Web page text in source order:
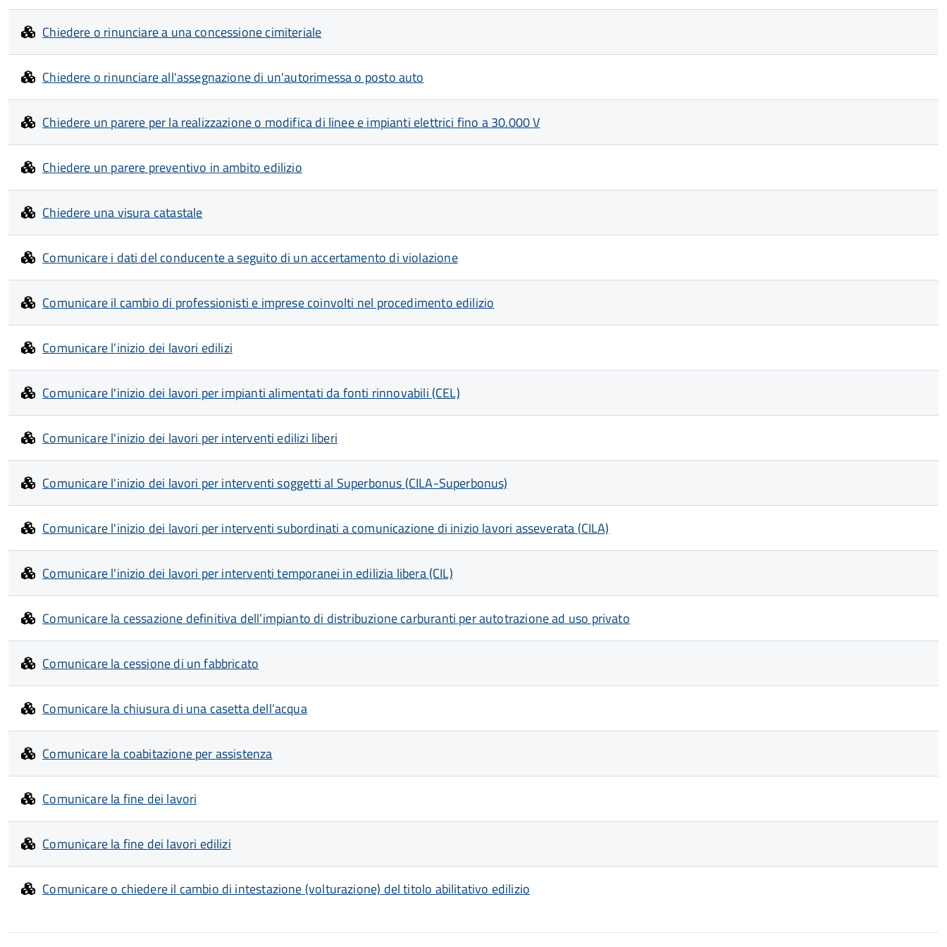
Chiedere o rinunciare a una concessione cimiteriale
Chiedere o rinunciare all'assegnazione di un'autorimessa o posto auto
Chiedere un parere per la realizzazione o modifica di linee e impianti elettrici fino a 30.000 V
Chiedere un parere preventivo in ambito edilizio
Chiedere una visura catastale
Comunicare i dati del conducente a seguito di un accertamento di violazione
Comunicare il cambio di professionisti e imprese coinvolti nel procedimento edilizio
Comunicare l'inizio dei lavori edilizi
Comunicare l'inizio dei lavori per impianti alimentati da fonti rinnovabili (CEL)
Comunicare l'inizio dei lavori per interventi edilizi liberi
Comunicare l'inizio dei lavori per interventi soggetti al Superbonus (CILA-Superbonus)
Comunicare l'inizio dei lavori per interventi subordinati a comunicazione di inizio lavori asseverata (CILA)
Comunicare l'inizio dei lavori per interventi temporanei in edilizia libera (CIL)
Comunicare la cessazione definitiva dell’impianto di distribuzione carburanti per autotrazione ad uso privato
Comunicare la cessione di un fabbricato
Comunicare la chiusura di una casetta dell’acqua
Comunicare la coabitazione per assistenza
Comunicare la fine dei lavori
Comunicare la fine dei lavori edilizi
Comunicare o chiedere il cambio di intestazione (volturazione) del titolo abilitativo edilizio